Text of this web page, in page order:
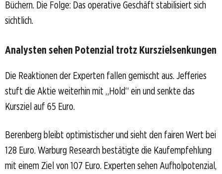
Büchern. Die Folge: Das operative Geschäft stabilisiert sich
sichtlich.
Analysten sehen Potenzial trotz Kurszielsenkungen
Die Reaktionen der Experten fallen gemischt aus. Jefferies
stuft die Aktie weiterhin mit „Hold“ ein und senkte das
Kursziel auf 65 Euro.
Berenberg bleibt optimistischer und sieht den fairen Wert bei
128 Euro. Warburg Research bestätigte die Kaufempfehlung
mit einem Ziel von 107 Euro. Experten sehen Aufholpotenzial,